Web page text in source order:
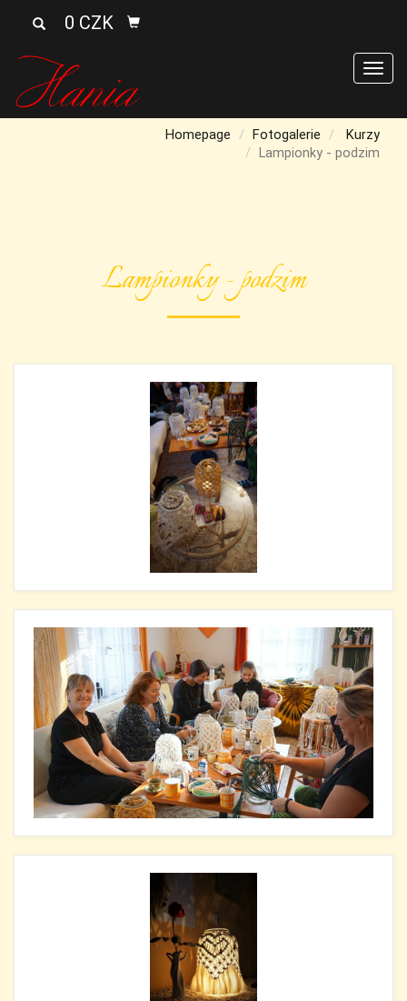
0 CZK
Homepage Fotogalerie
Kurzy
Lampionky - podzim
Lampionky - podzim